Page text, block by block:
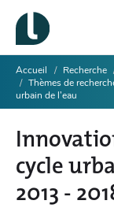
Accueil Recherche
Thèmes de
urbain de l’eau
cycle
2013 -